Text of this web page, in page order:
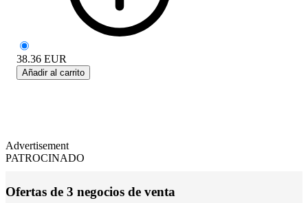
38.36 EUR
Añadir al carrito
Advertisement
PATROCINADO
Ofertas de 3 negocios de venta